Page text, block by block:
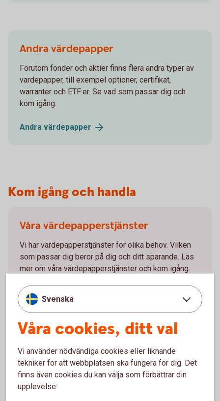
Andra värdepapper
Förutom fonder och aktier finns flera andra typer av
värdepapper, till exempel optioner, certifikat,
warranter och ETF:er. Se vad som passar dig och
kom igång.
Andra värdepapper
Kom igång och handla
Våra värdepapperstjänster
Vi har värdepapperstjänster för olika behov. Vilken
som passar dig beror på dig och ditt sparande. Läs
mer om våra värdepapperstjänster och kom igång.
Våra
Så handlar du värdepapper
Du kan köpa värdepapper på flera olika sätt. Handla
värdepapper enkelt i internetbanken eller vår app. Du
Svenska
Våra cookies, ditt val
Vi använder nödvändiga cookies eller liknande
tekniker för att webbplatsen ska fungera för dig. Det
finns även cookies du kan välja som förbättrar din
upplevelse: